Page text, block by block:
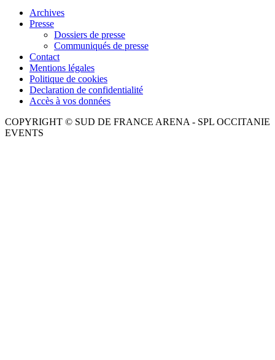
Archives
Presse
Dossiers de presse
Communiqués de presse
Contact
Mentions légales
Politique de cookies
Declaration de confidentialité
Accès à vos données
COPYRIGHT © SUD DE FRANCE ARENA - SPL OCCITANIE
EVENTS